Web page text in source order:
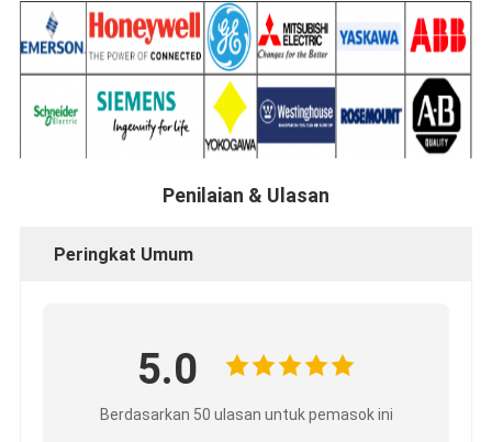
Penilaian & Ulasan
Peringkat Umum
5.0
Berdasarkan 50 ulasan untuk pemasok ini